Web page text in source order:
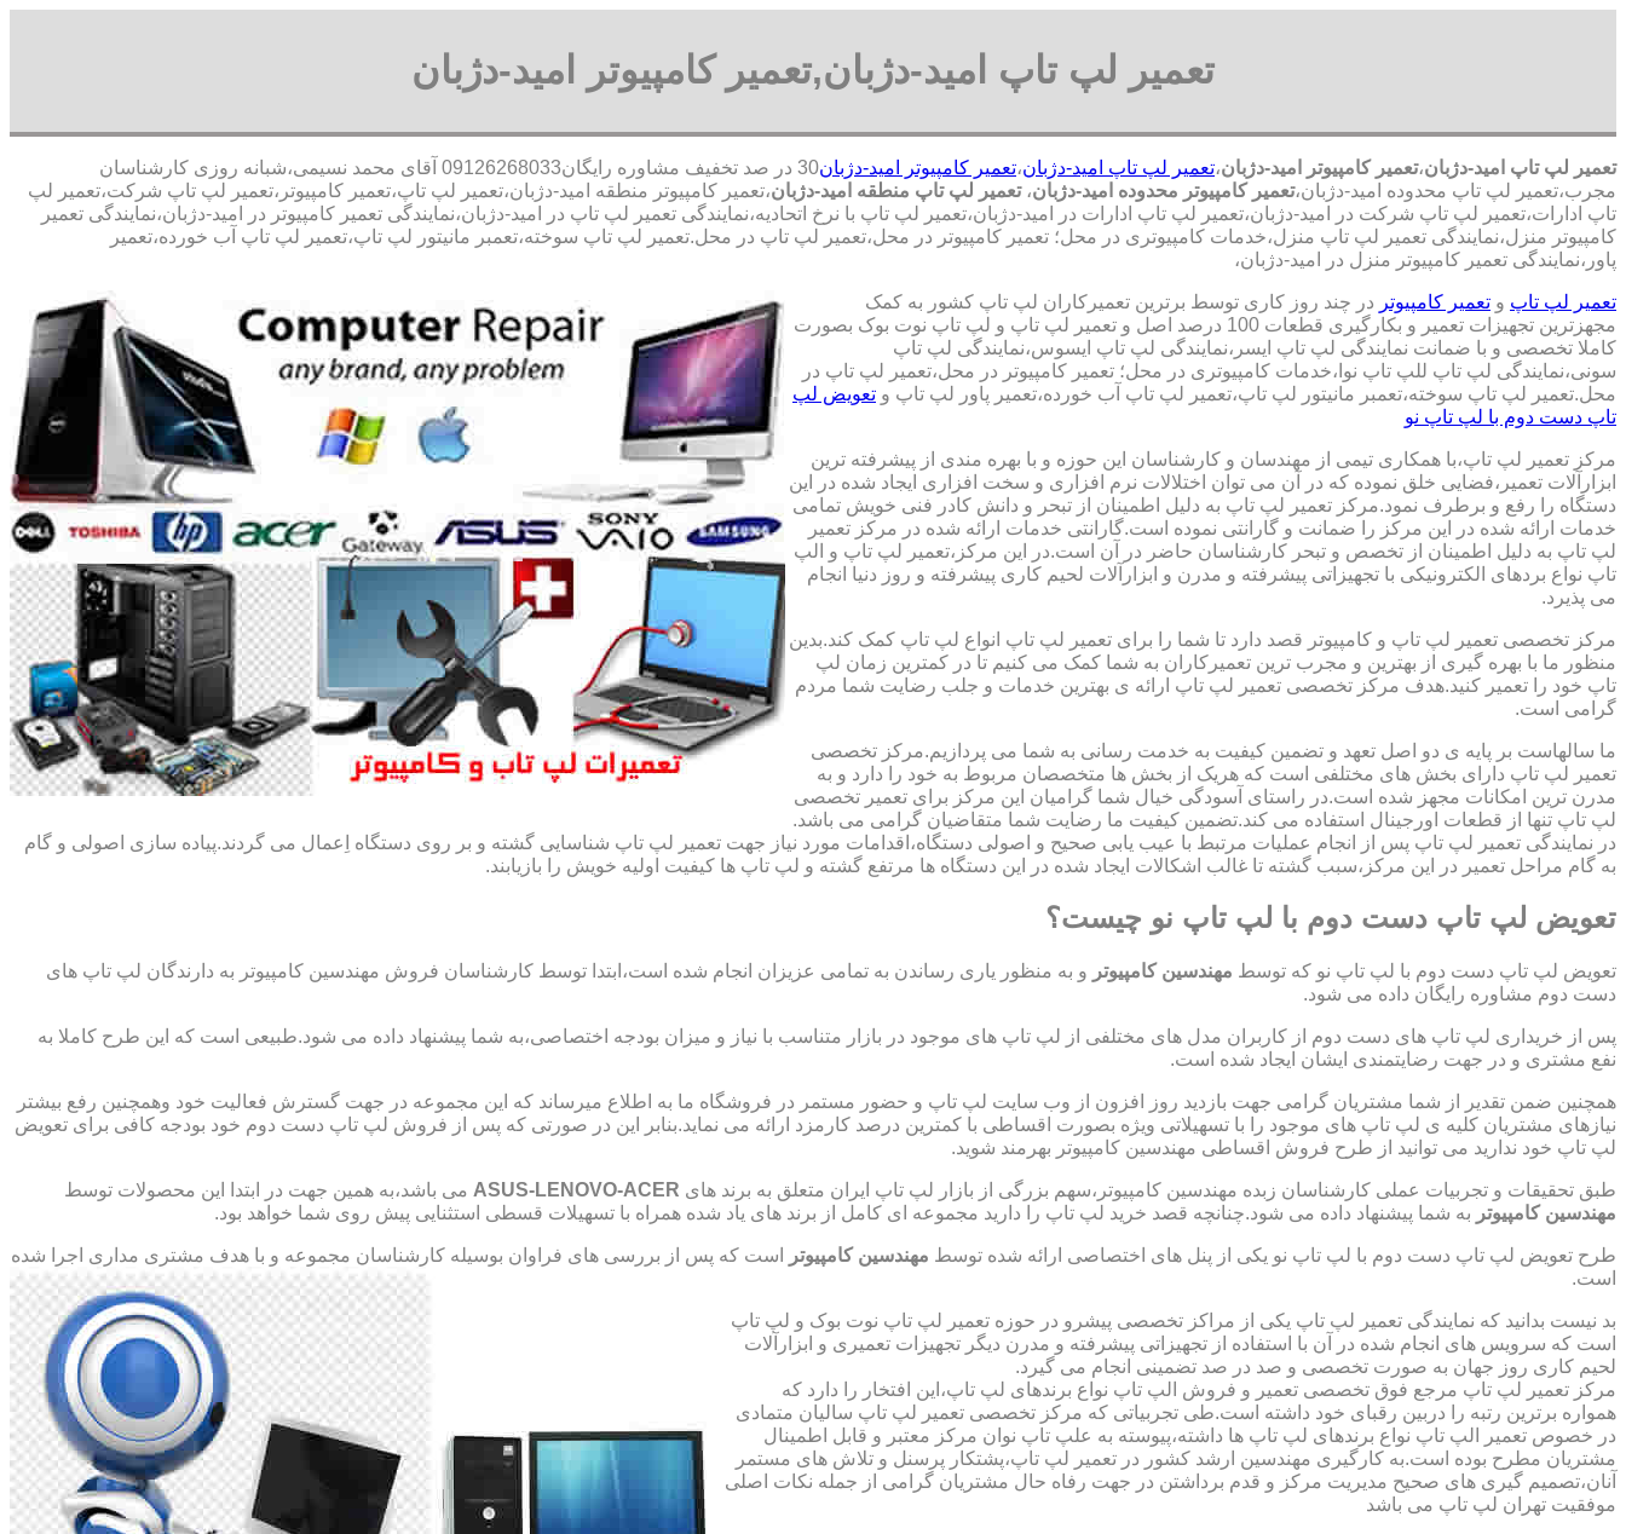
تعمیر لپ تاپ امید-دژبان,تعمیر کامپیوتر امید-دژبان
تعمیر لپ تاپ امید-دژبان،تعمیر کامپیوتر امید-دژبان،تعمیر لپ تاپ امید-دژبان،تعمیر کامپیوتر امید-دژبان
30 در صد تخفیف مشاوره رایگان09126268033 آقای محمد نسیمی،شبانه روزی کارشناسان
مجرب،تعمیر لپ تاپ محدوده امید-دژبان،تعمیر کامپیوتر محدوده امید-دژبان، تعمیر لپ تاپ منطقه امید-دژبان،تعمیر کامپیوتر منطقه امید-دژبان،تعمیر لپ تاپ،تعمیر کامپیوتر،تعمیر لپ تاپ شرکت،تعمیر لپ
تاپ ادارات،تعمیر لپ تاپ شرکت در امید-دژبان،تعمیر لپ تاپ ادارات در امید-دژبان،تعمیر لپ تاپ با نرخ اتحادیه،نمایندگی تعمیر لپ تاپ در امید-دژبان،نمایندگی تعمیر کامپیوتر در امید-دژبان،نمایندگی تعمیر
کامپیوتر منزل،نمایندگی تعمیر لپ تاپ منزل،خدمات کامپیوتری در محل؛ تعمیر کامپیوتر در محل،تعمیر لپ تاپ در محل.تعمیر لپ تاپ سوخته،تعمبر مانیتور لپ تاپ،تعمیر لپ تاپ آب خورده،تعمیر
پاور،نمایندگی تعمیر کامپیوتر منزل در امید-دژبان،
تعمیر لپ تاپ و تعمیر کامپیوتر در چند روز کاری توسط برترین تعمیرکاران لپ تاپ کشور به کمک
مجهزترین تجهیزات تعمیر و بکارگیری قطعات 100 درصد اصل و تعمیر لپ تاپ و لپ تاپ نوت بوک بصورت
کاملا تخصصی و با ضمانت نمایندگی لپ تاپ ایسر،نمایندگی لپ تاپ ایسوس،نمایندگی لپ تاپ
سونی،نمایندگی لپ تاپ للپ تاپ نوا،خدمات کامپیوتری در محل؛ تعمیر کامپیوتر در محل،تعمیر لپ تاپ در
محل.تعمیر لپ تاپ سوخته،تعمبر مانیتور لپ تاپ،تعمیر لپ تاپ آب خورده،تعمیر پاور لپ تاپ و تعویض لپ
تاپ دست دوم با لپ تاپ نو
مرکز تعمیر لپ تاپ،با همکاری تیمی از مهندسان و کارشناسان این حوزه و با بهره مندی از پیشرفته ترین
ابزارآلات تعمیر،فضایی خلق نموده که در آن می توان اختلالات نرم افزاری و سخت افزاری ایجاد شده در این
دستگاه را رفع و برطرف نمود.مرکز تعمیر لپ تاپ به دلیل اطمینان از تبحر و دانش کادر فنی خویش تمامی
خدمات ارائه شده در این مرکز را ضمانت و گارانتی نموده است.گارانتی خدمات ارائه شده در مرکز تعمیر
لپ تاپ به دلیل اطمینان از تخصص و تبحر کارشناسان حاضر در آن است.در این مرکز،تعمیر لپ تاپ و الپ
تاپ نواع بردهای الکترونیکی با تجهیزاتی پیشرفته و مدرن و ابزارآلات لحیم کاری پیشرفته و روز دنیا انجام
می پذیرد.
مرکز تخصصی تعمیر لپ تاپ و کامپیوتر قصد دارد تا شما را برای تعمیر لپ تاپ انواع لپ تاپ کمک کند.بدین
منظور ما با بهره گیری از بهترین و مجرب ترین تعمیرکاران به شما کمک می کنیم تا در کمترین زمان لپ
تاپ خود را تعمیر کنید.هدف مرکز تخصصی تعمیر لپ تاپ ارائه ی بهترین خدمات و جلب رضایت شما مردم
گرامی است.
ما سالهاست بر پایه ی دو اصل تعهد و تضمین کیفیت به خدمت رسانی به شما می پردازیم.مرکز تخصصی
تعمیر لپ تاپ دارای بخش های مختلفی است که هریک از بخش ها متخصصان مربوط به خود را دارد و به
مدرن ترین امکانات مجهز شده است.در راستای آسودگی خیال شما گرامیان این مرکز برای تعمیر تخصصی
لپ تاپ تنها از قطعات اورجینال استفاده می کند.تضمین کیفیت ما رضایت شما متقاضیان گرامی می باشد.
در نمایندگی تعمیر لپ تاپ پس از انجام عملیات مرتبط با عیب یابی صحیح و اصولی دستگاه،اقدامات مورد نیاز جهت تعمیر لپ تاپ شناسایی گشته و بر روی دستگاه اِعمال می گردند.پیاده سازی اصولی و گام
به گام مراحل تعمیر در این مرکز،سبب گشته تا غالب اشکالات ایجاد شده در این دستگاه ها مرتفع گشته و لپ تاپ ها کیفیت اولیه خویش را بازیابند.
تعویض لپ تاپ دست دوم با لپ تاپ نو چیست؟
تعویض لپ تاپ دست دوم با لپ تاپ نو که توسط مهندسین کامپیوتر و به منظور یاری رساندن به تمامی عزیزان انجام شده است،ابتدا توسط کارشناسان فروش مهندسین کامپیوتر به دارندگان لپ تاپ های
دست دوم مشاوره رایگان داده می شود.
پس از خریداری لپ تاپ های دست دوم از کاربران مدل های مختلفی از لپ تاپ های موجود در بازار متناسب با نیاز و میزان بودجه اختصاصی،به شما پیشنهاد داده می شود.طبیعی است که این طرح کاملا به
نفع مشتری و در جهت رضایتمندی ایشان ایجاد شده است.
همچنین ضمن تقدیر از شما مشتریان گرامی جهت بازدید روز افزون از وب سایت لپ تاپ و حضور مستمر در فروشگاه ما به اطلاع میرساند که این مجموعه در جهت گسترش فعالیت خود وهمچنین رفع بیشتر
نیازهای مشتریان کلیه ی لپ تاپ های موجود را با تسهیلاتی ویژه بصورت اقساطی با کمترین درصد کارمزد ارائه می نماید.بنابر این در صورتی که پس از فروش لپ تاپ دست دوم خود بودجه کافی برای تعویض
لپ تاپ خود ندارید می توانید از طرح فروش اقساطی مهندسین کامپیوتر بهرمند شوید.
طبق تحقیقات و تجربیات عملی کارشناسان زبده مهندسین کامپیوتر،سهم بزرگی از بازار لپ تاپ ایران متعلق به برند های ASUS-LENOVO-ACER می باشد،به همین جهت در ابتدا این محصولات توسط
مهندسین کامپیوتر به شما پیشنهاد داده می شود.چنانچه قصد خرید لپ تاپ را دارید مجموعه ای کامل از برند های یاد شده همراه با تسهیلات قسطی استثنایی پیش روی شما خواهد بود.
طرح تعویض لپ تاپ دست دوم با لپ تاپ نو یکی از پنل های اختصاصی ارائه شده توسط مهندسین کامپیوتر
است که پس از بررسی های فراوان بوسیله کارشناسان مجموعه و با هدف مشتری مداری اجرا شده
است.
بد نیست بدانید که نمایندگی تعمیر لپ تاپ یکی از مراکز تخصصی پیشرو در حوزه تعمیر لپ تاپ نوت بوک و لپ تاپ
است که سرویس های انجام شده در آن با استفاده از تجهیزاتی پیشرفته و مدرن دیگر تجهیزات تعمیری و ابزارآلات
لحیم کاری روز جهان به صورت تخصصی و صد در صد تضمینی انجام می گیرد.
مرکز تعمیر لپ تاپ مرجع فوق تخصصی تعمیر و فروش الپ تاپ نواع برندهای لپ تاپ،این افتخار را دارد که
همواره برترین رتبه را دربین رقبای خود داشته است.طی تجربیاتی که مرکز تخصصی تعمیر لپ تاپ سالیان متمادی
در خصوص تعمیر الپ تاپ نواع برندهای لپ تاپ ها داشته،پیوسته به علپ تاپ نوان مرکز معتبر و قابل اطمینال
مشتریان مطرح بوده است.به کارگیری مهندسین ارشد کشور در تعمیر لپ تاپ،پشتکار پرسنل و تلاش های مستمر
آنان،تصمیم گیری های صحیح مدیریت مرکز و قدم برداشتن در جهت رفاه حال مشتریان گرامی از جمله نکات اصلی
موفقیت تهران لپ تاپ می باشد